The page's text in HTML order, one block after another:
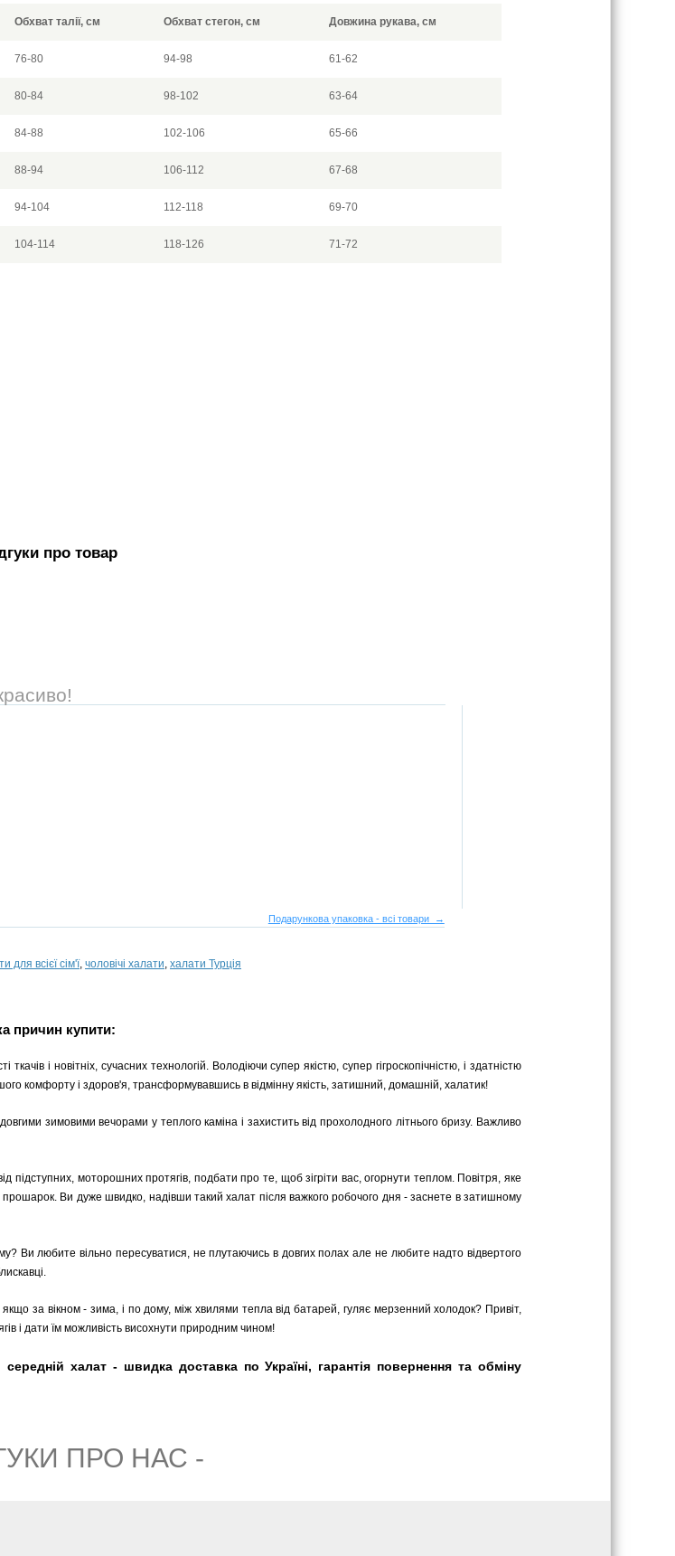
Обхват талії, см Обхват стегон, см Довжина рукава, см
76-80 94-98 61-62
80-84 98-102 63-64
84-88 102-106 65-66
88-94 106-112 67-68
94-104 112-118 69-70
104-114 118-126 71-72
про товар
Подарункова упаковка - всі товари →
для всієї сім'ї, чоловічі халати, халати Турція
причин купити:
і новітніх, сучасних технологій. Володіючи супер якістю, супер гігроскопічністю, і здатністю
комфорту і здоров'я, трансформувавшись в відмінну якість, затишний, домашній, халатик!
зимовими вечорами у теплого каміна і захистить від прохолодного літнього бризу. Важливо
підступних, моторошних протягів, подбати про те, щоб зігріти вас, огорнути теплом. Повітря, яке
Ви дуже швидко, надівши такий халат після важкого робочого дня - заснете в затишному
Ви любите вільно пересуватися, не плутаючись в довгих полах але не любите надто відвертого
за вікном - зима, і по дому, між хвилями тепла від батарей, гуляє мерзенний холодок? Привіт,
і дати їм можливість висохнути природним чином!
халат - швидка доставка по Україні, гарантія повернення та обміну
ПРО НАС -